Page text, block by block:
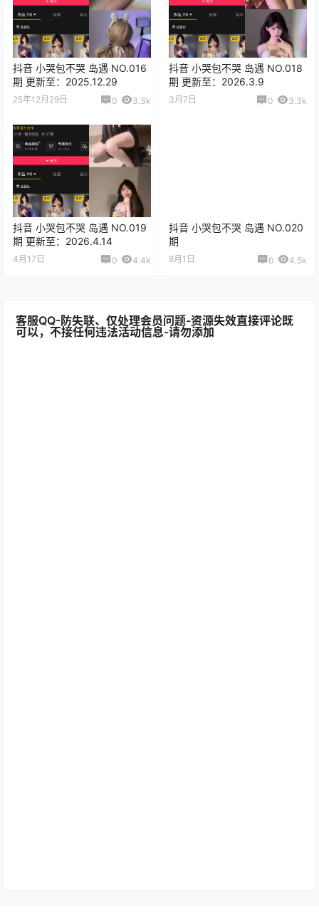
抖音 小哭包不哭 岛遇 NO.016
期 更新至：2025.12.29
25年12月29日 0 3.3k
抖音 小哭包不哭 岛遇 NO.018
期 更新至：2026.3.9
3月7日 0 3.3k
抖音 小哭包不哭 岛遇 NO.019
期 更新至：2026.4.14
4月17日 0 4.4k
抖音 小哭包不哭 岛遇 NO.020
期
8月1日 0 4.5k
客服QQ-防失联、仅处理会员问题-资源失效直接评论既
可以，不接任何违法活动信息-请勿添加